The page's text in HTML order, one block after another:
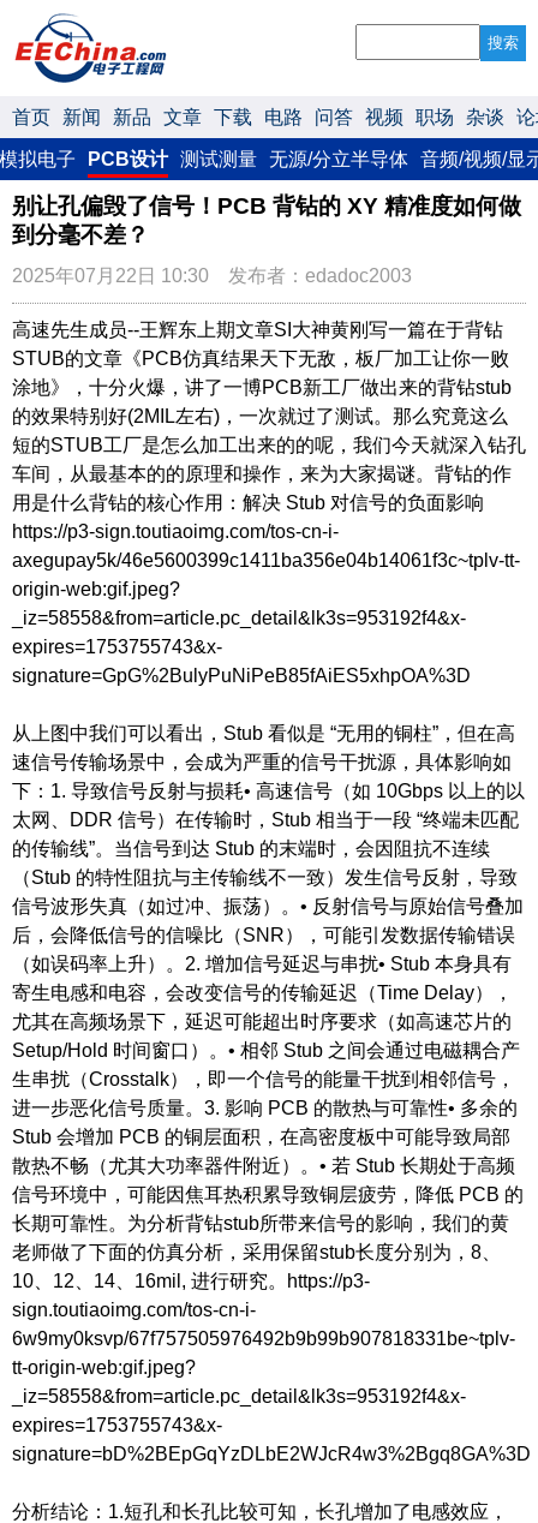
搜索
首页 新闻 新品 文章 下载 电路 问答 视频 职场 杂谈
模拟电子 PCB设计 测试测量 无源/分立半导体 音频/视频/显
别让孔偏毁了信号！PCB 背钻的 XY 精准度如何做
到分毫不差？
2025年07月22日 10:30 发布者：edadoc2003
高速先生成员--王辉东上期文章SI大神黄刚写一篇在于背钻
STUB的文章《PCB仿真结果天下无敌，板厂加工让你一败
涂地》，十分火爆，讲了一博PCB新工厂做出来的背钻stub
的效果特别好(2MIL左右)，一次就过了测试。那么究竟这么
短的STUB工厂是怎么加工出来的的呢，我们今天就深入钻孔
车间，从最基本的的原理和操作，来为大家揭谜。背钻的作
用是什么背钻的核心作用：解决 Stub 对信号的负面影响
https://p3-sign.toutiaoimg.com/tos-cn-i-
axegupay5k/46e5600399c1411ba356e04b14061f3c~tplv-tt-
origin-web:gif.jpeg?
_iz=58558&from=article.pc_detail&lk3s=953192f4&x-
expires=1753755743&x-
signature=GpG%2BulyPuNiPeB85fAiES5xhpOA%3D
从上图中我们可以看出，Stub 看似是 “无用的铜柱”，但在高
速信号传输场景中，会成为严重的信号干扰源，具体影响如
下：1. 导致信号反射与损耗• 高速信号（如 10Gbps 以上的以
太网、DDR 信号）在传输时，Stub 相当于一段 “终端未匹配
的传输线”。当信号到达 Stub 的末端时，会因阻抗不连续
（Stub 的特性阻抗与主传输线不一致）发生信号反射，导致
信号波形失真（如过冲、振荡）。• 反射信号与原始信号叠加
后，会降低信号的信噪比（SNR），可能引发数据传输错误
（如误码率上升）。2. 增加信号延迟与串扰• Stub 本身具有
寄生电感和电容，会改变信号的传输延迟（Time Delay），
尤其在高频场景下，延迟可能超出时序要求（如高速芯片的
Setup/Hold 时间窗口）。• 相邻 Stub 之间会通过电磁耦合产
生串扰（Crosstalk），即一个信号的能量干扰到相邻信号，
进一步恶化信号质量。3. 影响 PCB 的散热与可靠性• 多余的
Stub 会增加 PCB 的铜层面积，在高密度板中可能导致局部
散热不畅（尤其大功率器件附近）。• 若 Stub 长期处于高频
信号环境中，可能因焦耳热积累导致铜层疲劳，降低 PCB 的
长期可靠性。为分析背钻stub所带来信号的影响，我们的黄
老师做了下面的仿真分析，采用保留stub长度分别为，8、
10、12、14、16mil, 进行研究。https://p3-
sign.toutiaoimg.com/tos-cn-i-
6w9my0ksvp/67f757505976492b9b99b907818331be~tplv-
tt-origin-web:gif.jpeg?
_iz=58558&from=article.pc_detail&lk3s=953192f4&x-
expires=1753755743&x-
signature=bD%2BEpGqYzDLbE2WJcR4w3%2Bgq8GA%3D
分析结论：1.短孔和长孔比较可知，长孔增加了电感效应，